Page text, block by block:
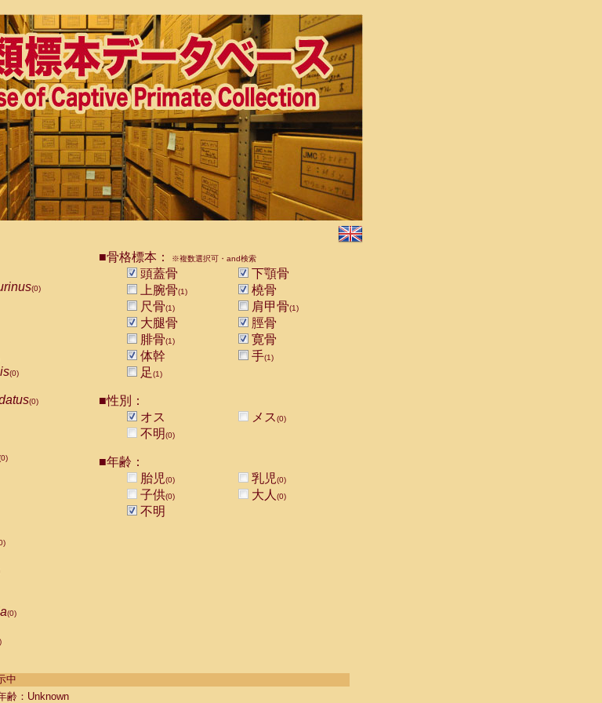
(0)
(0)
(0)
(0)
■骨格標本： ※複数選択可・and検索
頭蓋骨
下顎骨
上腕骨(1)
橈骨
尺骨(1) 肩甲骨(1)
大腿骨
脛骨
腓骨(1)
寛骨
体幹
手(1)
足(1)
■性別：
オス
メス(0)
不明(0)
■年齢：
胎児(0) 乳児(0)
子供(0) 大人 (0)
不明
中
齢：Unknown